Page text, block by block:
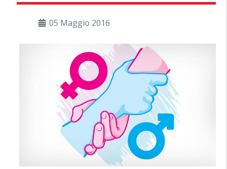
05 Maggio 2016